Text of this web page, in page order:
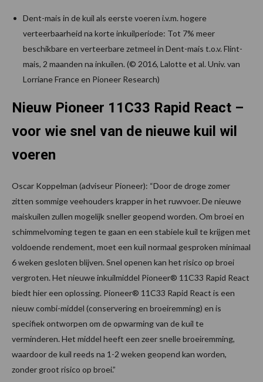
Dent-mais in de kuil als eerste voeren i.v.m. hogere
verteerbaarheid na korte inkuilperiode: Tot 7% meer
beschikbare en verteerbare zetmeel in Dent-mais t.o.v. Flint-
mais, 2 maanden na inkuilen. (© 2016, Lalotte et al. Univ. van
Lorriane France en Pioneer Research)
Nieuw Pioneer 11C33 Rapid React –
voor wie snel van de nieuwe kuil wil
voeren
Oscar Koppelman (adviseur Pioneer): “Door de droge zomer
zitten sommige veehouders krapper in het ruwvoer. De nieuwe
maiskuilen zullen mogelijk sneller geopend worden. Om broei en
schimmelvoming tegen te gaan en een stabiele kuil te krijgen met
voldoende rendement, moet een kuil normaal gesproken minimaal
6 weken gesloten blijven. Snel openen kan het risico op broei
vergroten. Het nieuwe inkuilmiddel Pioneer® 11C33 Rapid React
biedt hier een oplossing. Pioneer® 11C33 Rapid React is een
nieuw combi-middel (conservering en broeiremming) en is
specifiek ontworpen om de opwarming van de kuil te
verminderen. Het middel heeft een zeer snelle broeiremming,
waardoor de kuil reeds na 1-2 weken geopend kan worden,
zonder groot risico op broei.”